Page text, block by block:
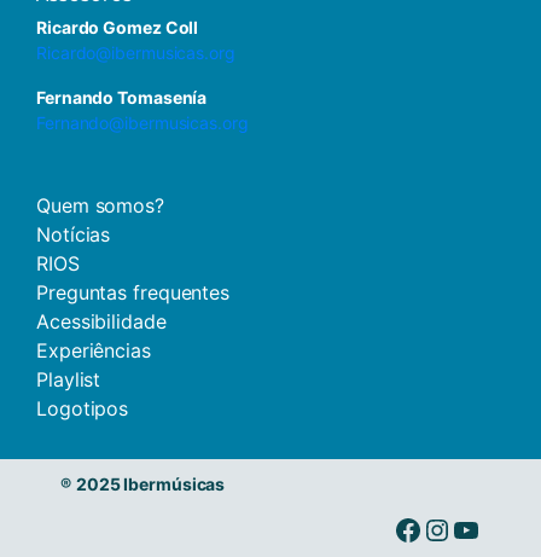
Ricardo Gomez Coll
Ricardo@ibermusicas.org
Fernando Tomasenía
Fernando@ibermusicas.org
Quem somos?
Notícias
RIOS
Preguntas frequentes
Acessibilidade
Experiências
Playlist
Logotipos
® 2025 Ibermúsicas
Ibermusicas no Facebook Ibermusicas no Instagram Ibermusicas no Youtube